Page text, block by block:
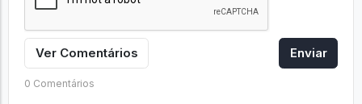
Ver Comentários Enviar
0 Comentários